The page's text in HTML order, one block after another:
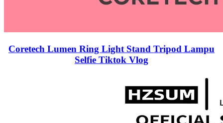
Coretech Lumen Ring Light Stand Tripod Lampu
Selfie Tiktok Vlog